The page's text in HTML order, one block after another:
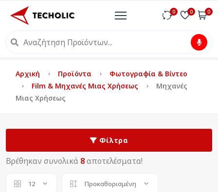
0 0 0
Αρχική Προϊόντα
Φωτογραφία & Βίντεο
Film & Μηχανές Μιας Χρήσεως
Μηχανές
Μιας Χρήσεως
Φίλτρα
Βρέθηκαν συνολικά 8αποτελέσματα!
12 Προκαθορισμένη